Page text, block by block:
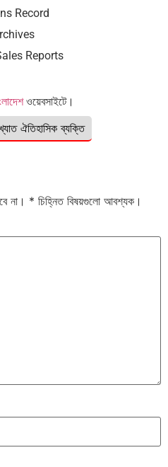
Record
Reports
ওয়েবসাইটে।
ঐতিহাসিক ব্যক্তি
না। * চিহ্নিত বিষয়গুলো আবশ্যক।